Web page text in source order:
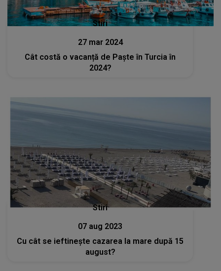
Stiri
27 mar 2024
Cât costă o vacanță de Paște în Turcia în
2024?
Stiri
07 aug 2023
Cu cât se ieftinește cazarea la mare după 15
august?